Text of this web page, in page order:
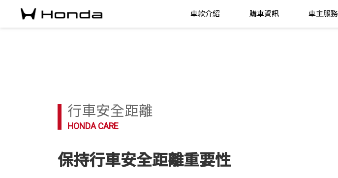
車款介紹 購車資訊 車主服務
行車安全距離
HONDA CARE
保持行車安全距離重要性